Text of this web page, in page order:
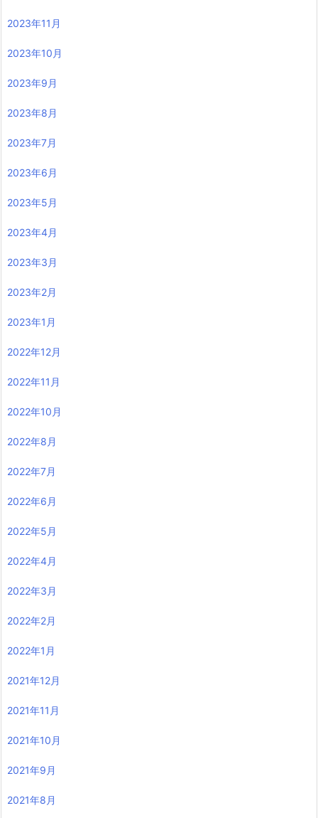
2023年11月
2023年10月
2023年9月
2023年8月
2023年7月
2023年6月
2023年5月
2023年4月
2023年3月
2023年2月
2023年1月
2022年12月
2022年11月
2022年10月
2022年8月
2022年7月
2022年6月
2022年5月
2022年4月
2022年3月
2022年2月
2022年1月
2021年12月
2021年11月
2021年10月
2021年9月
2021年8月